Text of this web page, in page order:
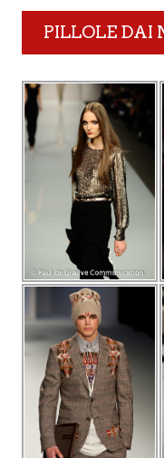
PILLOLE DAI